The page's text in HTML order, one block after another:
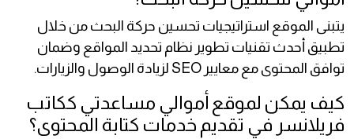
يتبنى الموقع استراتيجيات تحسين حركة البحث من خلال
تطبيق أحدث تقنيات تطوير نظام تحديد المواقع وضمان
توافق المحتوى مع معايير SEO لزيادة الوصول والزيارات.
كيف يمكن لموقع أموالي مساعدتي ككاتب
فريلانسر في تقديم خدمات كتابة المحتوى؟